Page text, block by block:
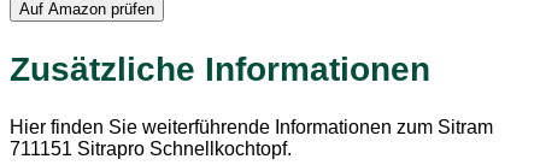
Auf Amazon prüfen
Zusätzliche Informationen
Hier finden Sie weiterführende Informationen zum Sitram
711151 Sitrapro Schnellkochtopf.